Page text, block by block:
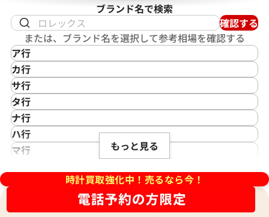
日時点の参考買取価格です
リップ コンプリケーション パテック フィリップ コンプ
ブランド名で検索
確認する
または、ブランド名を選択して参考相場を確認する
ア行
IKEPOD
アイクポッド
IWC
アイダブリューシー
Azimuth
アジムース
ANONIMO
Alain Silberstein
アラン・シルベスタイン
Armand Nicolet
カ行
CASIO
カシオ
Cartier
カルティエ
Gaga Milano
ガガミラノ
Quinting
クインティング
Cuervo y Sobrinos
クエルボ・イ・ソブリノス
サ行
Saint Laurent
サンローラン
Shellman
シェルマン
CITIZEN
シチズン
Chopard
タ行
TAG Heuer
タグ・ホイヤー
Daniel Roth
ダニエル・ロート
TUDOR
チューダー(チュードル)
ナ行
NOMOS Glashütte
ノモス グラスヒュッテ
ハ行
Hamilton
Harry Winston
ハリー・ウィンストン
Patek Philippe
マ行
MAURICE LACROIX
モーリス・ラクロア
RALPH LAUREN
ラルフ ローレン
もっと見る
時計買取強化中！売るなら今！